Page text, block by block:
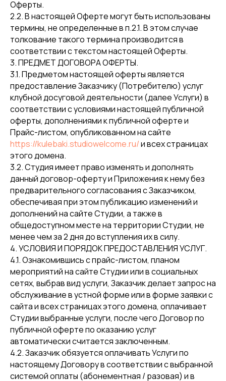
Оферты.
2.2. В настоящей Оферте могут быть использованы
термины, не определенные в п.2.1. В этом случае
толкование такого термина производится в
соответствии с текстом настоящей Оферты.
3. ПРЕДМЕТ ДОГОВОРА ОФЕРТЫ.
3.1. Предметом настоящей оферты является
предоставление Заказчику (Потребителю) услуг
клубной досуговой деятельности (далее Услуги) в
соответствии с условиями настоящей публичной
оферты, дополнениями к публичной оферте и
Прайс-листом, опубликованном на сайте
https://kulebaki.studiowelcome.ru/и всех страницах
этого домена.
3.2. Студия имеет право изменять и дополнять
данный договор-оферту и Приложения к нему без
предварительного согласования с Заказчиком,
обеспечивая при этом публикацию изменений и
дополнений на сайте Студии, а также в
общедоступном месте на территории Студии, не
менее чем за 2 дня до вступления их в силу.
4. УСЛОВИЯ И ПОРЯДОК ПРЕДОСТАВЛЕНИЯ УСЛУГ.
4.1. Ознакомившись с прайс-листом, планом
мероприятий на сайте Студии или в социальных
сетях, выбрав вид услуги, Заказчик делает запрос на
обслуживание в устной форме или в форме заявки с
сайта и всех страницах этого домена, оплачивает
Студии выбранные услуги, после чего Договор по
публичной оферте по оказанию услуг
автоматически считается заключенным.
4.2. Заказчик обязуется оплачивать Услуги по
настоящему Договору в соответствии с выбранной
системой оплаты (абонементная / разовая) и в